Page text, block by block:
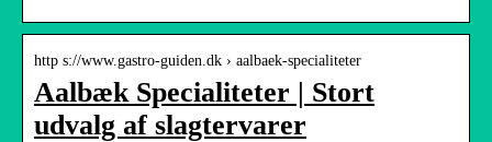
http s://www.gastro-guiden.dk › aalbaek-specialiteter
Aalbæk Specialiteter | Stort
udvalg af slagtervarer